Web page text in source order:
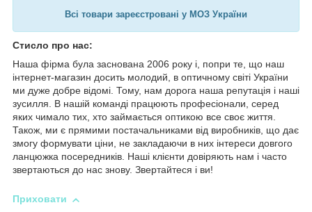
Всі товари зареєстровані у МОЗ України
Стисло про нас:
Наша фірма була заснована 2006 року і, попри те, що наш
інтернет-магазин досить молодий, в оптичному світі України
ми дуже добре відомі. Тому, нам дорога наша репутація і наші
зусилля. В нашій команді працюють професіонали, серед
яких чимало тих, хто займається оптикою все своє життя.
Також, ми є прямими постачальниками від виробників, що дає
змогу формувати ціни, не закладаючи в них інтереси довгого
ланцюжка посередників. Наші клієнти довіряють нам і часто
звертаються до нас знову. Звертайтеся і ви!
Приховати